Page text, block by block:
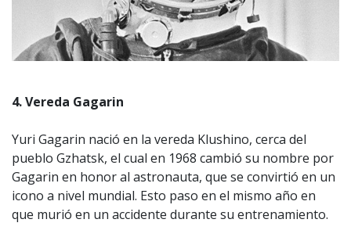
4. Vereda Gagarin
Yuri Gagarin nació en la vereda Klushino, cerca del
pueblo Gzhatsk, el cual en 1968 cambió su nombre por
Gagarin en honor al astronauta, que se convirtió en un
icono a nivel mundial. Esto paso en el mismo año en
que murió en un accidente durante su entrenamiento.